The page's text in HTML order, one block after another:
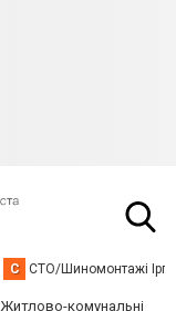
С СТО/Шиномонтажі
Житлово-комунальні